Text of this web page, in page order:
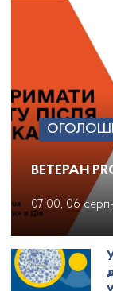
ВЕТЕРАН
07:00, 06